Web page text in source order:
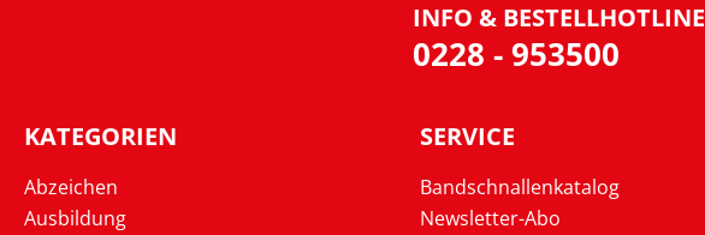
INFO & BESTELLHOTLINE
0228 - 953500
KATEGORIEN
Abzeichen
Ausbildung
SERVICE
Bandschnallenkatalog
Newsletter-Abo